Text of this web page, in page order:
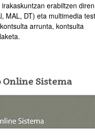
erabiltzen diren
MAL, DT) eta multimedia
arrunta, kontsulta
Online Sistema